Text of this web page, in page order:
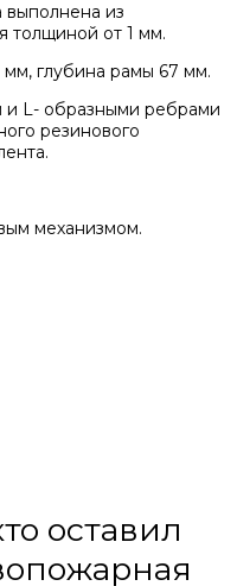
выполнена из
толщиной от 1 мм.
глубина рамы 67 мм.
и L- образными ребрами
резинового
механизмом.
оставил